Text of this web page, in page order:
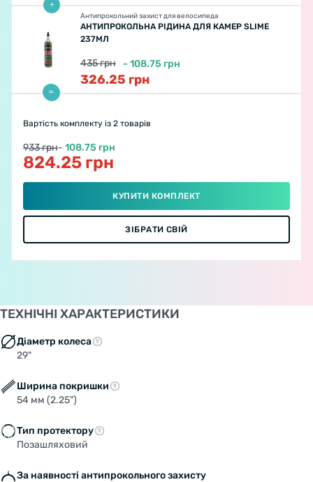
Антипрокольний захист для велосипеда
АНТИПРОКОЛЬНА РІДИНА ДЛЯ КАМЕР SLIME
237МЛ
435грн - 108.75 грн
326.25 грн
Вартість комплекту із 2 товарів
933 грн- 108.75 грн
824.25 грн
КУПИТИ КОМПЛЕКТ
ЗІБРАТИ СВІЙ
ТЕХНІЧНІ ХАРАКТЕРИСТИКИ
Діаметр колеса
29"
Ширина покришки
54 мм (2.25")
Тип протектору
Позашляховий
За наявності антипрокольного захисту